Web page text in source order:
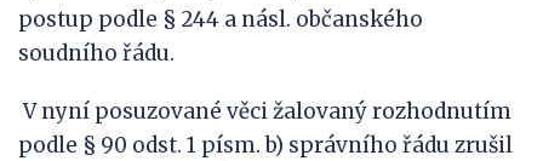
postup podle § 244 a násl. občanského
soudního řádu.
V nyní posuzované věci žalovaný rozhodnutím
podle § 90 odst. 1 písm. b) správního řádu zrušil